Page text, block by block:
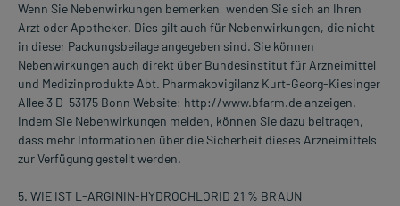
Wenn Sie Nebenwirkungen bemerken, wenden Sie sich an Ihren
Arzt oder Apotheker. Dies gilt auch für Nebenwirkungen, die nicht
in dieser Packungsbeilage angegeben sind. Sie können
Nebenwirkungen auch direkt über Bundesinstitut für Arzneimittel
und Medizinprodukte Abt. Pharmakovigilanz Kurt-Georg-Kiesinger
Allee 3 D-53175 Bonn Website: http://www.bfarm.de anzeigen.
Indem Sie Nebenwirkungen melden, können Sie dazu beitragen,
dass mehr Informationen über die Sicherheit dieses Arzneimittels
zur Verfügung gestellt werden.
5. WIE IST L-ARGININ-HYDROCHLORID 21 % BRAUN